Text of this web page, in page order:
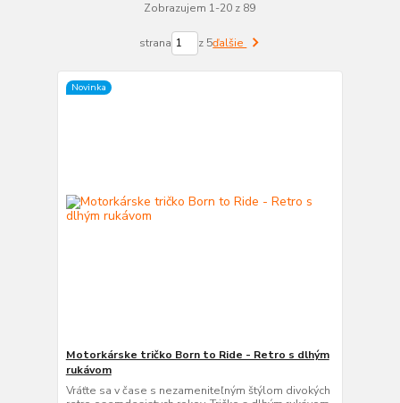
Zobrazujem 1-20 z 89
strana z 5ďalšie
Novinka
Motorkárske tričko Born to Ride - Retro s dlhým
rukávom
Vráťte sa v čase s nezameniteľným štýlom divokých